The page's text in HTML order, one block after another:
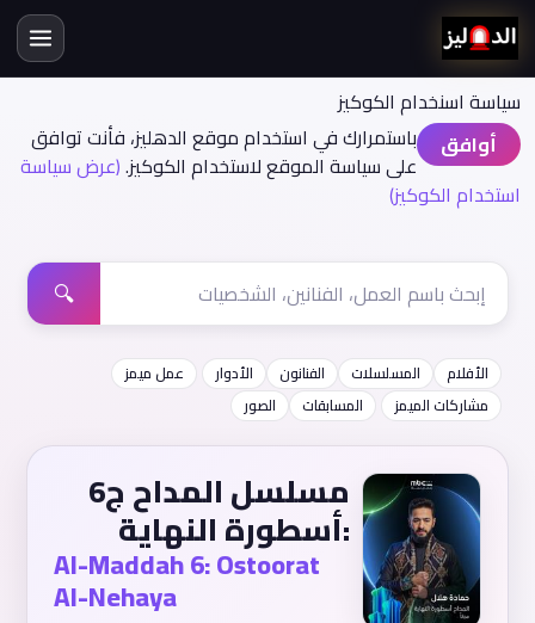
سياسة اسنخدام الكوكيز
أوافق
باستمرارك في استخدام موقع الدهليز، فأنت توافق
على سياسة الموقع لاستخدام الكوكيز.(عرض سياسة
استخدام الكوكيز)
🔍
الأفلام المسلسلات الفنانون الأدوار
عمل ميمز
مشاركات الميمز
المسابقات الصور
مسلسل المداح ج6
:أسطورة النهاية
Al-Maddah 6: Ostoorat
Al-Nehaya